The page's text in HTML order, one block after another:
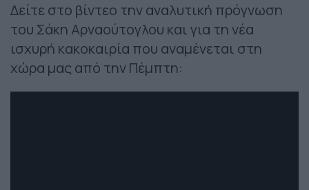
Δείτε στο βίντεο την αναλυτική πρόγνωση
του Σάκη Αρναούτογλου και για τη νέα
ισχυρή κακοκαιρία που αναμένεται στη
χώρα μας από την Πέμπτη: